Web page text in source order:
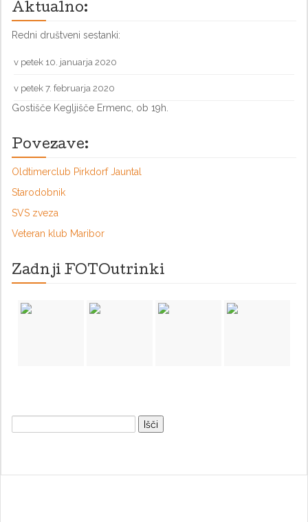
Aktualno:
Redni društveni sestanki:
v petek 10. januarja 2020
v petek 7. februarja 2020
Gostišče Kegljišče Ermenc, ob 19h.
Povezave:
Oldtimerclub Pirkdorf Jauntal
Starodobnik
SVS zveza
Veteran klub Maribor
Zadnji FOTOutrinki
Išči: